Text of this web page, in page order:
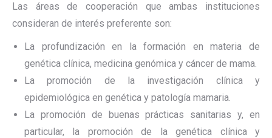
Las áreas de cooperación que ambas instituciones
consideran de interés preferente son:
La profundización en la formación en materia de
genética clínica, medicina genómica y cáncer de mama.
La promoción de la investigación clínica y
epidemiológica en genética y patología mamaria.
La promoción de buenas prácticas sanitarias y, en
particular, la promoción de la genética clínica y